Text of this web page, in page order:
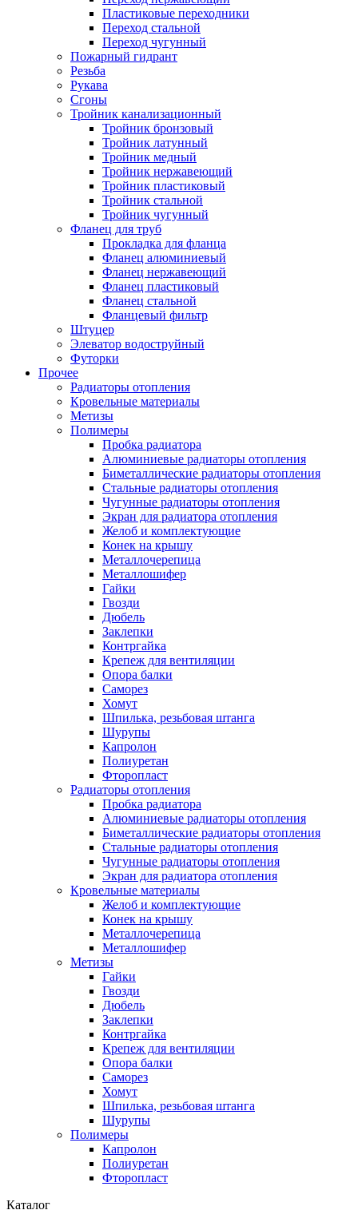
Пластиковые переходники
Переход стальной
Переход чугунный
Пожарный гидрант
Резьба
Рукава
Сгоны
Тройник канализационный
Тройник бронзовый
Тройник латунный
Тройник медный
Тройник нержавеющий
Тройник пластиковый
Тройник стальной
Тройник чугунный
Фланец для труб
Прокладка для фланца
Фланец алюминиевый
Фланец нержавеющий
Фланец пластиковый
Фланец стальной
Фланцевый фильтр
Штуцер
Элеватор водоструйный
Футорки
Прочее
Радиаторы отопления
Кровельные материалы
Метизы
Полимеры
Пробка радиатора
Алюминиевые радиаторы отопления
Биметаллические радиаторы отопления
Стальные радиаторы отопления
Чугунные радиаторы отопления
Экран для радиатора отопления
Желоб и комплектующие
Конек на крышу
Металлочерепица
Металлошифер
Гайки
Гвозди
Дюбель
Заклепки
Контргайка
Крепеж для вентиляции
Опора балки
Саморез
Хомут
Шпилька, резьбовая штанга
Шурупы
Капролон
Полиуретан
Фторопласт
Радиаторы отопления
Пробка радиатора
Алюминиевые радиаторы отопления
Биметаллические радиаторы отопления
Стальные радиаторы отопления
Чугунные радиаторы отопления
Экран для радиатора отопления
Кровельные материалы
Желоб и комплектующие
Конек на крышу
Металлочерепица
Металлошифер
Метизы
Гайки
Гвозди
Дюбель
Заклепки
Контргайка
Крепеж для вентиляции
Опора балки
Саморез
Хомут
Шпилька, резьбовая штанга
Шурупы
Полимеры
Капролон
Полиуретан
Фторопласт
Каталог